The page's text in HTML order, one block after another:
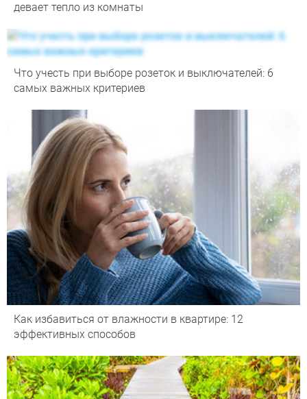
девает тепло из комнаты
Что учесть при выборе розеток и выключателей: 6
самых важных критериев
Как избавиться от влажности в квартире: 12
эффективных способов